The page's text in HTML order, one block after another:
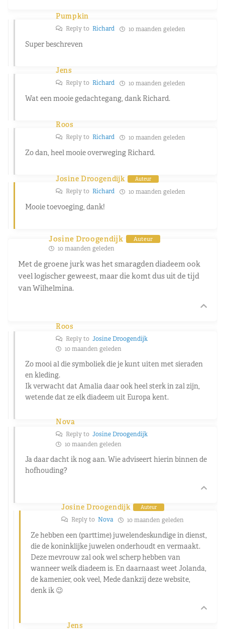
Pumpkin
Reply to Richard 10 maanden geleden
Super beschreven
Jens
Reply to Richard 10 maanden geleden
Wat een mooie gedachtegang, dank Richard.
Roos
Reply to Richard 10 maanden geleden
Zo dan, heel mooie overweging Richard.
Josine Droogendijk Auteur
Reply to Richard 10 maanden geleden
Mooie toevoeging, dank!
Josine Droogendijk Auteur
10 maanden geleden
Met de groene jurk was het smaragden diadeem ook
veel logischer geweest, maar die komt dus uit de tijd
van Wilhelmina.
Roos
Reply to Josine Droogendijk
10 maanden geleden
Zo mooi al die symboliek die je kunt uiten met sieraden
en kleding.
Ik verwacht dat Amalia daar ook heel sterk in zal zijn,
wetende dat ze elk diadeem uit Europa kent.
Nova
Reply to Josine Droogendijk
10 maanden geleden
Ja daar dacht ik nog aan. Wie adviseert hierin binnen de
hofhouding?
Josine Droogendijk Auteur
Reply to Nova 10 maanden geleden
Ze hebben een (parttime) juwelendeskundige in dienst,
die de koninklijke juwelen onderhoudt en vermaakt.
Deze mevrouw zal ook wel scherp hebben van
wanneer welk diadeem is. En daarnaast weet Jolanda,
de kamenier, ook veel, Mede dankzij deze website,
denk ik 😉
Jens